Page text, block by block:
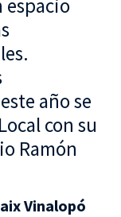
espacio
año se
con su
Ramón
Vinalopó